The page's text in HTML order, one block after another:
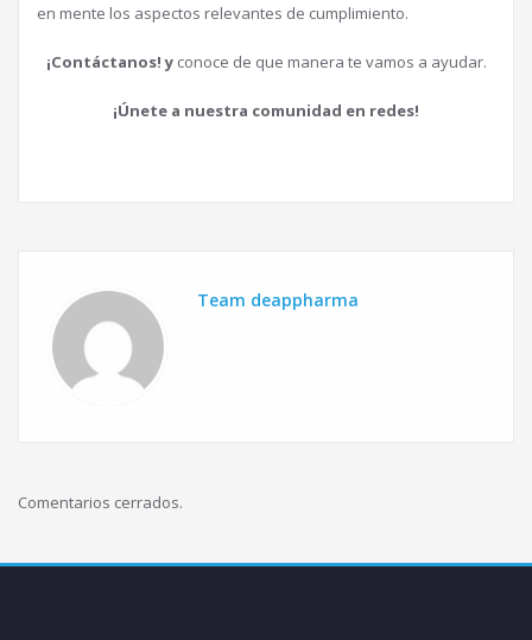
en mente los aspectos relevantes de cumplimiento.
¡Contáctanos! yconoce de que manera te vamos a ayudar.
¡Únete a nuestra comunidad en redes!
Team deappharma
Comentarios cerrados.